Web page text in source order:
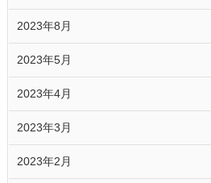
2023年8月
2023年5月
2023年4月
2023年3月
2023年2月